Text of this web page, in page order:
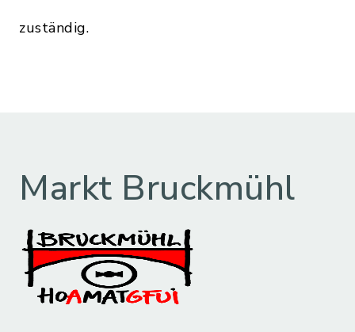
zuständig.
Markt Bruckmühl